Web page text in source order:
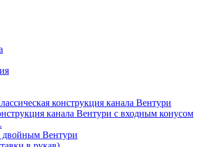
конструкция канала Вентури
канала Вентури c входным конусом
Вентури